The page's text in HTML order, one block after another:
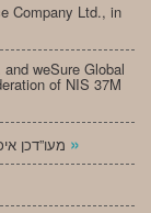
Company Ltd., in
weSure Global
of NIS 37M
»